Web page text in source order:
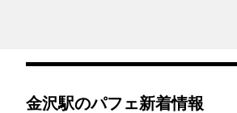
金沢駅のパフェ新着情報